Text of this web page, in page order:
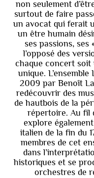
non seulement
surtout de faire
un avocat qui ferait
un être humain
ses passions, ses
l’opposé des
chaque concert soit
unique.
2009 par Benoît
redécouvrir des
de hautbois de la
répertoire. Au fil
explore
italien de la fin du
membres de cet
dans
historiques et se
orchestres de